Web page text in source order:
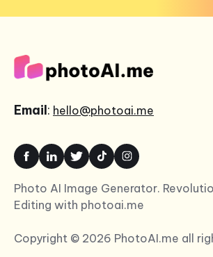
Email: hello@photoai.me
Photo AI Image Generator.
Editing with photoai.me
Copyright © 2026 PhotoAI.me all